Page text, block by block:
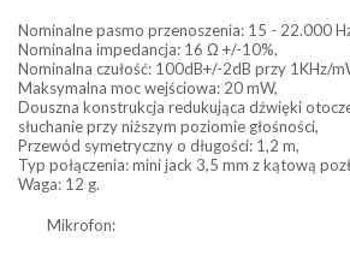
Nominalne pasmo przenoszenia: 15 - 22.000
Nominalna impedancja: 16 Ω +/-10%,
Nominalna czułość: 100dB+/-2dB przy 1KHz/
Maksymalna moc wejściowa: 20 mW,
Douszna konstrukcja redukująca dźwięki
słuchanie przy niższym poziomie głośności,
Przewód symetryczny o długości: 1,2 m,
Typ połączenia: mini jack 3,5 mm z kątową
Waga: 12 g.
Mikrofon: